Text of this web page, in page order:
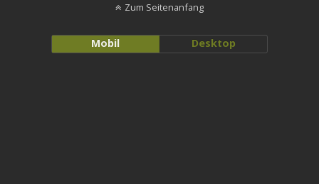
Zum Seitenanfang
Mobil Desktop